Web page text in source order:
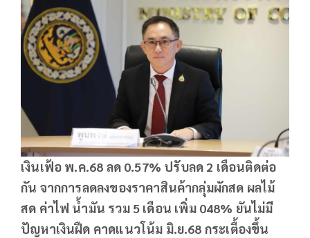
เงินเฟ้อ พ.ค.68 ลด 0.57% ปรับลด 2 เดือนติดต่อ
กัน จากการลดลงของราคาสินค้ากลุ่มผักสด ผลไม้
สด ค่าไฟ น้ำมัน รวม 5 เดือน เพิ่ม 048% ยันไม่มี
ปัญหาเงินฝืด คาดแนวโน้ม มิ.ย.68 กระเตื้องขึ้น